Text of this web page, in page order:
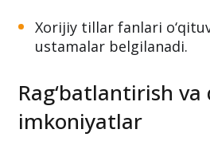
Xalqaro sertifikatga ega
ustamaqo‘shib beriladi.
Xorijiy tillar fanlari
ustamalar belgilanadi.